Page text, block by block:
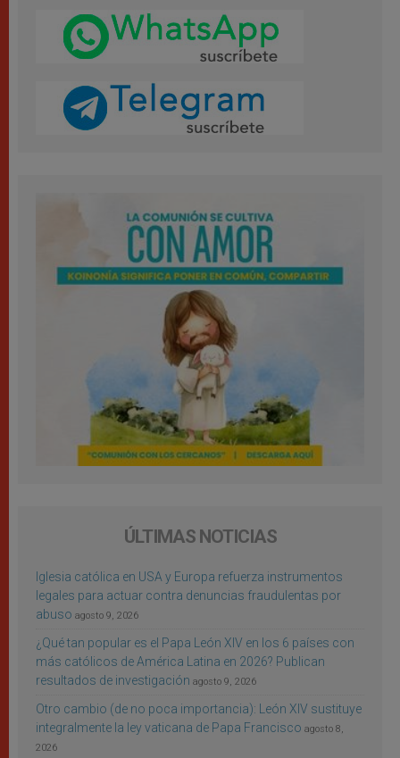
ÚLTIMAS NOTICIAS
Iglesia católica en USA y Europa refuerza instrumentos
legales para actuar contra denuncias fraudulentas por
abuso agosto 9, 2026
¿Qué tan popular es el Papa León XIV en los 6 países con
más católicos de América Latina en 2026? Publican
resultados de investigación agosto 9, 2026
Otro cambio (de no poca importancia): León XIV sustituye
integralmente la ley vaticana de Papa Francisco agosto 8,
2026